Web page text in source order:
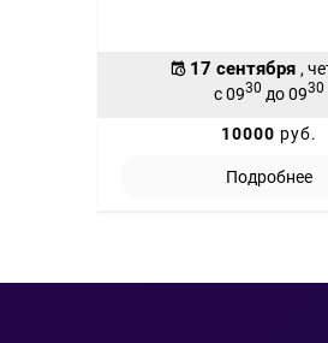
17 сентября ,
с 0930 до 0930
10000 руб.
Подробнее